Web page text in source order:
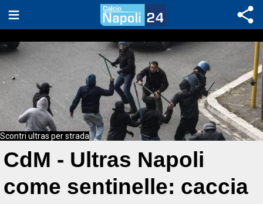
Scontri ultras per strada
CdM - Ultras Napoli
come sentinelle: caccia